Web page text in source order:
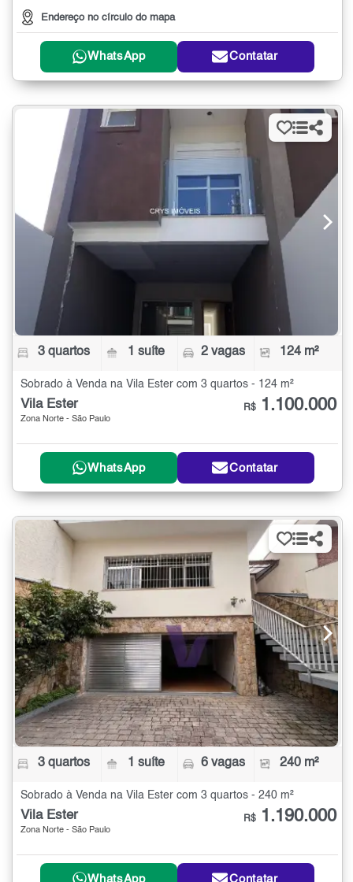
Endereço no círculo do mapa
WhatsApp Contatar
3 quartos 1 suíte 2 vagas 124 m²
Sobrado à Venda na Vila Ester com 3 quartos - 124 m²
Vila Ester
Zona Norte - São Paulo
R$ 1.100.000
WhatsApp Contatar
3 quartos 1 suíte 6 vagas 240 m²
Sobrado à Venda na Vila Ester com 3 quartos - 240 m²
Vila Ester
Zona Norte - São Paulo
R$ 1.190.000
WhatsApp Contatar